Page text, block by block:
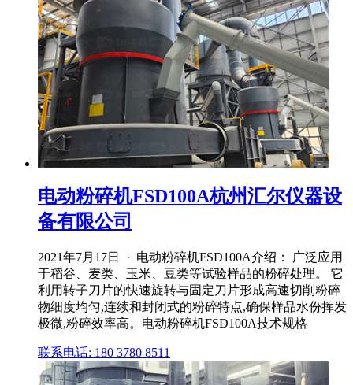
电动粉碎机FSD100A杭州汇尔仪器设
备有限公司
2021年7月17日 · 电动粉碎机FSD100A介绍： 广泛应用
于稻谷、麦类、玉米、豆类等试验样品的粉碎处理。 它
利用转子刀片的快速旋转与固定刀片形成高速切削粉碎
物细度均匀,连续和封闭式的粉碎特点,确保样品水份挥发
极微,粉碎效率高。电动粉碎机FSD100A技术规格
联系电话: 180 3780 8511